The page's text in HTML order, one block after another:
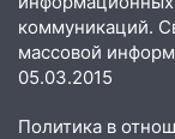
03:30
принесет
отличные
ошибки
коммуникаций.
массовой
05.03.2015
Политика в